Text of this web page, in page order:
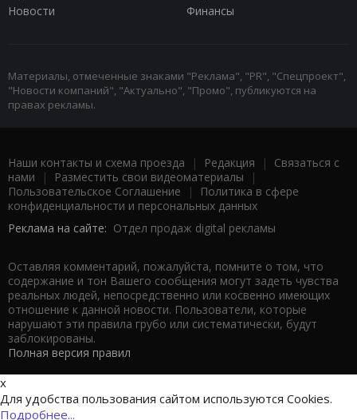
Новости
Финансы
Материалы, отмеченные знаками "Реклама", "PR", "Спецпроект",
"Новости компаний", "Актуально", "Промо", публикуются на
правах рекламы.
Наши контакты и схема проезда | Редакция | Связаться с
нами | Разместить свои видеоматериалы |
Пользовательское Соглашение |
Политика в сфере
конфиденциальности и персональных данных
Реклама на сайте: Отдел продаж digital рекламы
Оставляя комментарий, пожалуйста, помните о том, что
содержание и тон Вашего сообщения могут задеть чувства
реальных людей, непосредственно или косвенно имеющих
отношение к данной новости. Пользователи, которые
нарушают эти правила грубо или систематически, будут
заблокированы.
Полная версия правил
x
Для удобства пользования сайтом используются Cookies.
Подробнее...